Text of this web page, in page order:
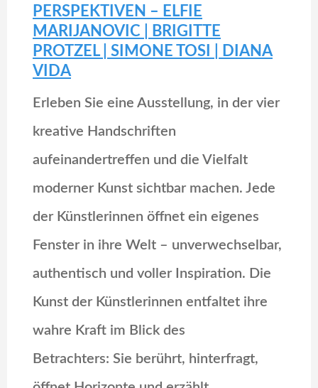
PERSPEKTIVEN – ELFIE
MARIJANOVIC | BRIGITTE
PROTZEL | SIMONE TOSI | DIANA
VIDA
Erleben Sie eine Ausstellung, in der vier
kreative Handschriften
aufeinandertreffen und die Vielfalt
moderner Kunst sichtbar machen. Jede
der Künstlerinnen öffnet ein eigenes
Fenster in ihre Welt – unverwechselbar,
authentisch und voller Inspiration. Die
Kunst der Künstlerinnen entfaltet ihre
wahre Kraft im Blick des
Betrachters: Sie berührt, hinterfragt,